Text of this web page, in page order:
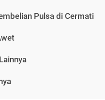
Pulsa di Cermati